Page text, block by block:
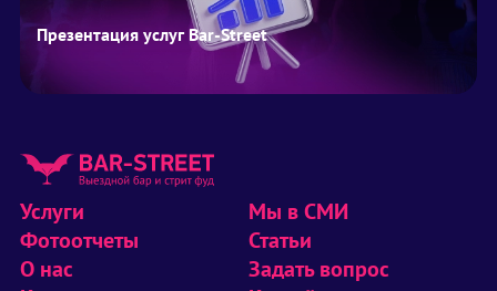
Презентация услуг Bar-Street
Услуги
Фотоотчеты
О нас
Мы в СМИ
Статьи
Задать вопрос